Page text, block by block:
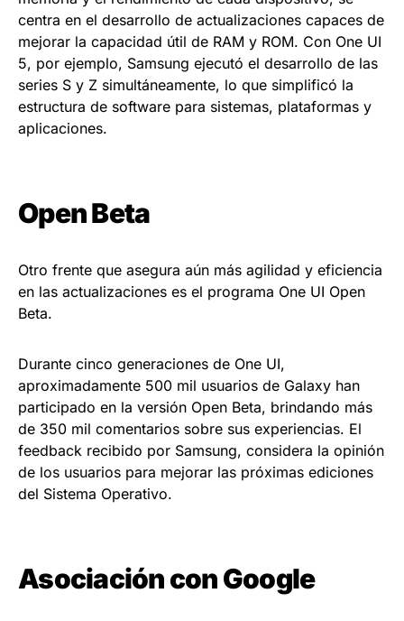
centra en el desarrollo de actualizaciones capaces de
mejorar la capacidad útil de RAM y ROM. Con One UI
5, por ejemplo, Samsung ejecutó el desarrollo de las
series S y Z simultáneamente, lo que simplificó la
estructura de software para sistemas, plataformas y
aplicaciones.
Open Beta
Otro frente que asegura aún más agilidad y eficiencia
en las actualizaciones es el programa One UI Open
Beta.
Durante cinco generaciones de One UI,
aproximadamente 500 mil usuarios de Galaxy han
participado en la versión Open Beta, brindando más
de 350 mil comentarios sobre sus experiencias. El
feedback recibido por Samsung, considera la opinión
de los usuarios para mejorar las próximas ediciones
del Sistema Operativo.
Asociación con Google